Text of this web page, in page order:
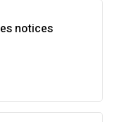
notices